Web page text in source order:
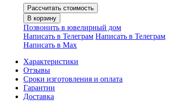
Рассчитать стоимость
В корзину
Позвонить в ювелирный дом
Написать в Телеграм Написать в Телеграм
Написать в Мах
Характеристики
Отзывы
Сроки изготовления и оплата
Гарантии
Доставка